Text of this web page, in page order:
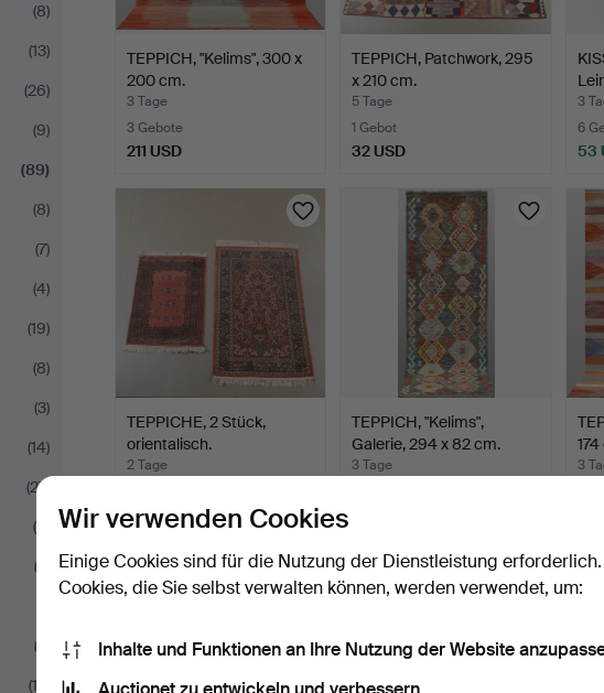
(8)
(13)
(26)
(9)
(89)
(8)
(7)
(4)
(19)
(8)
(3)
(14)
(27)
(8)
(2)
(3)
(13)
TEPPICH, "Kelims", 300 x
200 cm.
3 Tage
3 Gebote
211 USD
TEPPICH, Patchwork, 295
x 210 cm.
5 Tage
1 Gebot
32 USD
3
6
53
TEPPICHE, 2 Stück,
orientalisch.
2 Tage
32 USD
TEPPICH, "Kelims",
Galerie, 294 x 82 cm.
3 Tage
3
Wir verwenden Cookies
Einige Cookies sind für die Nutzung der Dienstleistung
Cookies, die Sie selbst verwalten können, werden verwendet, um:
Inhalte und Funktionen an Ihre Nutzung der Website